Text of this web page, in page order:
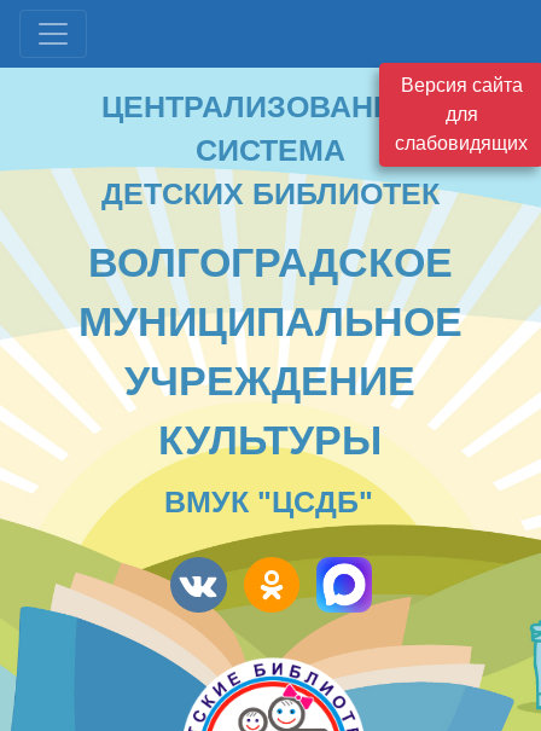
Версия сайта
для
слабовидящих
ЦЕНТРАЛИЗОВАННАЯ
СИСТЕМА
ДЕТСКИХ БИБЛИОТЕК
ВМУК "ЦСДБ"
ВОЛГОГРАДСКОЕ
МУНИЦИПАЛЬНОЕ
УЧРЕЖДЕНИЕ
КУЛЬТУРЫ